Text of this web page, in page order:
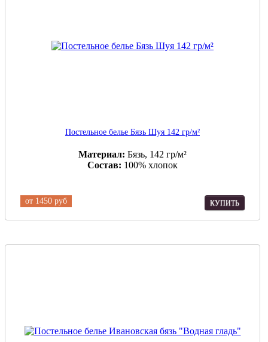
Постельное белье Бязь Шуя 142 гр/м²
Материал: Бязь, 142 гр/м²
Состав: 100% хлопок
от 1450 руб КУПИТЬ